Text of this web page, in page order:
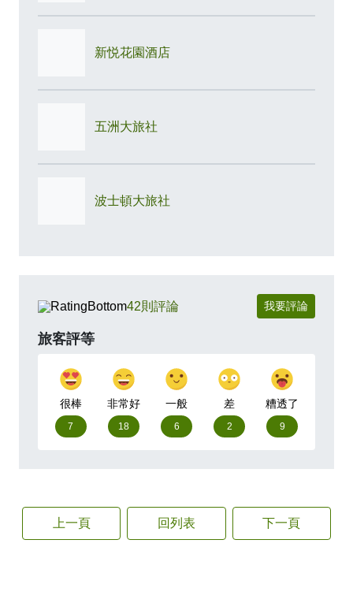
港式飲茶餐廳 --- 用餐時間: 11:30-14:00，17:30-
早餐廳 --- 用餐時間: 6:00-10:00，用餐方式: 中西式
新悦花園酒店
五洲大旅社
波士頓大旅社
42則評論 我要評論
旅客評等
很棒
7
非常好
18
一般
6
差
2
糟透了
9
上一頁 回列表 下一頁